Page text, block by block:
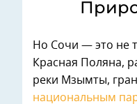
Но Сочи — это не
Красная Поляна,
реки Мзымты,
национальным